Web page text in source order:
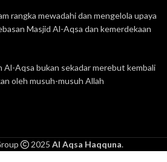
rangka mewadahi dan mengelola upaya
Masjid Al-Aqsa dan kemerdekaan
Al-Aqsa bukan sekadar merebut kembali
oleh musuh-musuh Allah
2025 Al Aqsa Haqquna.